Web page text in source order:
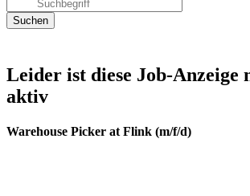
Leider ist diese Job-Anzeige
aktiv
Warehouse Picker at Flink (m/f/d)